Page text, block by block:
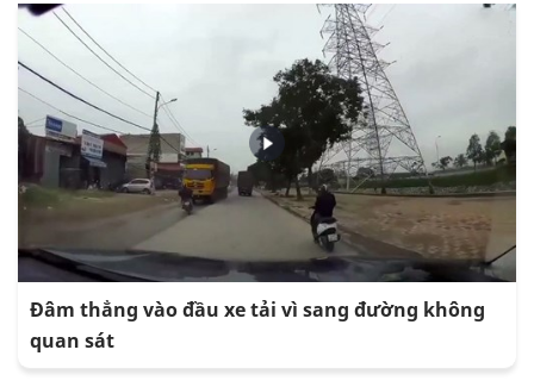
Đâm thẳng vào đầu xe tải vì sang đường không
quan sát